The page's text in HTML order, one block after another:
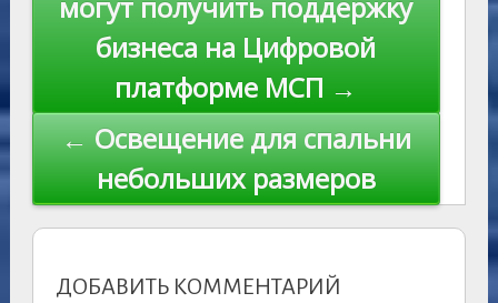
ki
записямбизнеса на Цифровой
платформе МСП →
← Освещение для спальни
небольших размеров
ДОБАВИТЬ КОММЕНТАРИЙ